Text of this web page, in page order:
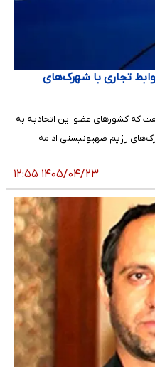
تجاری با شهرک‌های
که کشورهای عضو این اتحادیه به
رژیم صهیونیستی ادامه
۱۴۰۵/۰۴/۲۳ ۱۲:۵۵